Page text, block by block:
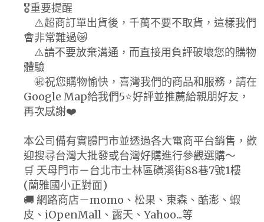
🎖️重要提醒
⚠️超商訂單出貨後，千萬不要不取貨，這樣我們
會非常難過😿
⚠️請不要放棄溝通，而直接用負評破壞您的購物
體驗
㊗️祝您購物愉快，喜灣我們的商品和服務，請在
Google Map給我們5⭐好評並推薦給親朋好友，
再次感謝❤️
本公司備有實體門市並透過各大電商平台銷售，歡
迎搜尋台灣大批發或台灣好購進行參觀選購～
🛒 天母門市－台北市士林區磺溪街88巷7號1樓
(蘭雅國小正對面)
🚚 網路商店－momo、松果、東森、酷澎、蝦
皮、iOpenMall、露天、Yahoo...等